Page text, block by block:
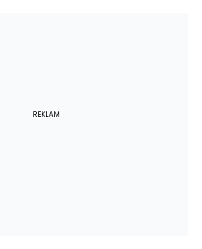
REKLAM